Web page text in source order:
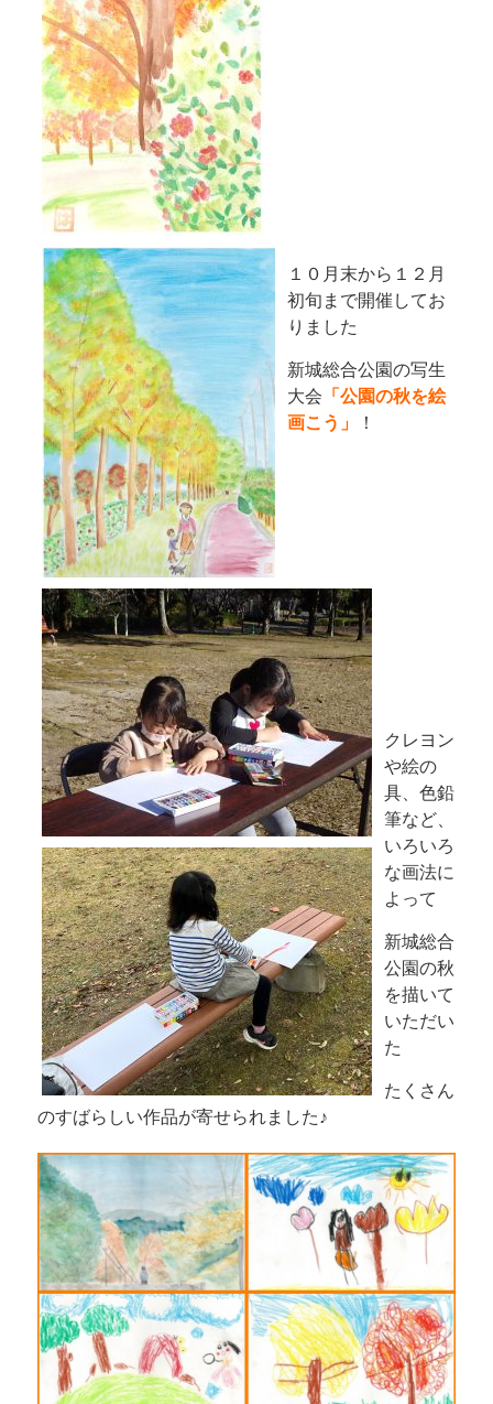
１０月末から１２月
初旬まで開催してお
りました
新城総合公園の写生
大会 「公園の秋を絵
画こう」
！
クレヨン
や絵の
具、色鉛
筆など、
いろいろ
な画法に
よって
新城総合
公園の秋
を描いて
いただい
た
たくさん
のすばらしい作品が寄せられました♪